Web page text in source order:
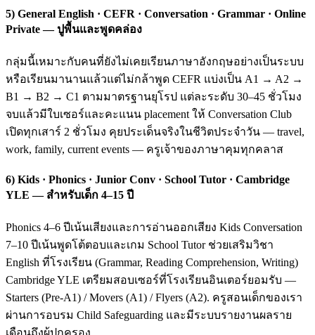
5) General English · CEFR · Conversation · Grammar · Online
Private — ปูพื้นและพูดคล่อง
กลุ่มนี้เหมาะกับคนที่ยังไม่เคยเรียนภาษาอังกฤษอย่างเป็นระบบ
หรือเรียนมานานแล้วแต่ไม่กล้าพูด CEFR แบ่งเป็น A1 → A2 →
B1 → B2 → C1 ตามมาตรฐานยุโรป แต่ละระดับ 30–45 ชั่วโมง
จบแล้วมีใบเซอร์และคะแนน placement ให้ Conversation Club
เปิดทุกเสาร์ 2 ชั่วโมง คุยประเด็นจริงในชีวิตประจำวัน — travel,
work, family, current events — ครูเจ้าของภาษาคุมทุกคลาส
6) Kids · Phonics · Junior Conv · School Tutor · Cambridge
YLE — สำหรับเด็ก 4–15 ปี
Phonics 4–6 ปีเน้นเสียงและการอ่านออกเสียง Kids Conversation
7–10 ปีเน้นพูดโต้ตอบและเกม School Tutor ช่วยเสริมวิชา
English ที่โรงเรียน (Grammar, Reading Comprehension, Writing)
Cambridge YLE เตรียมสอบเซอร์ที่โรงเรียนอินเตอร์ยอมรับ —
Starters (Pre-A1) / Movers (A1) / Flyers (A2). ครูสอนเด็กของเรา
ผ่านการอบรม Child Safeguarding และมีระบบรายงานผลราย
เดือนถึงผู้ปกครอง